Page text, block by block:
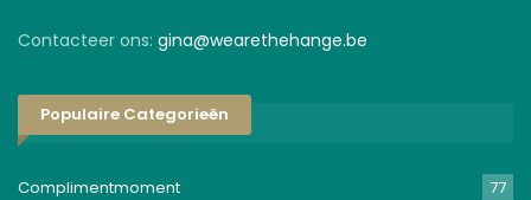
Contacteer ons: gina@wearethehange.be
Populaire Categorieën
Complimentmoment 77